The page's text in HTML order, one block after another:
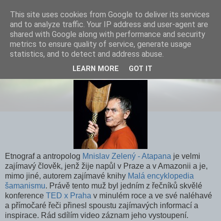
Život mimo naši představu
Etnograf a antropolog Mnislav Zelený - Atapana je velmi
zajímavý člověk, jenž žije napůl v Praze a v Amazonii a je,
mimo jiné, autorem zajímavé knihy Malá encyklopedia
šamanismu. Právě tento muž byl jedním z řečníků skvělé
konference TED x Praha v minulém roce a ve své naléhavé
a přímočaré řeči přinesl spoustu zajímavých informací a
inspirace. Rád sdílím video záznam jeho vystoupení.
This site uses cookies from Google to deliver its services
and to analyze traffic. Your IP address and user-agent are
shared with Google along with performance and security
metrics to ensure quality of service, generate usage
statistics, and to detect and address abuse.
LEARN MORE GOT IT